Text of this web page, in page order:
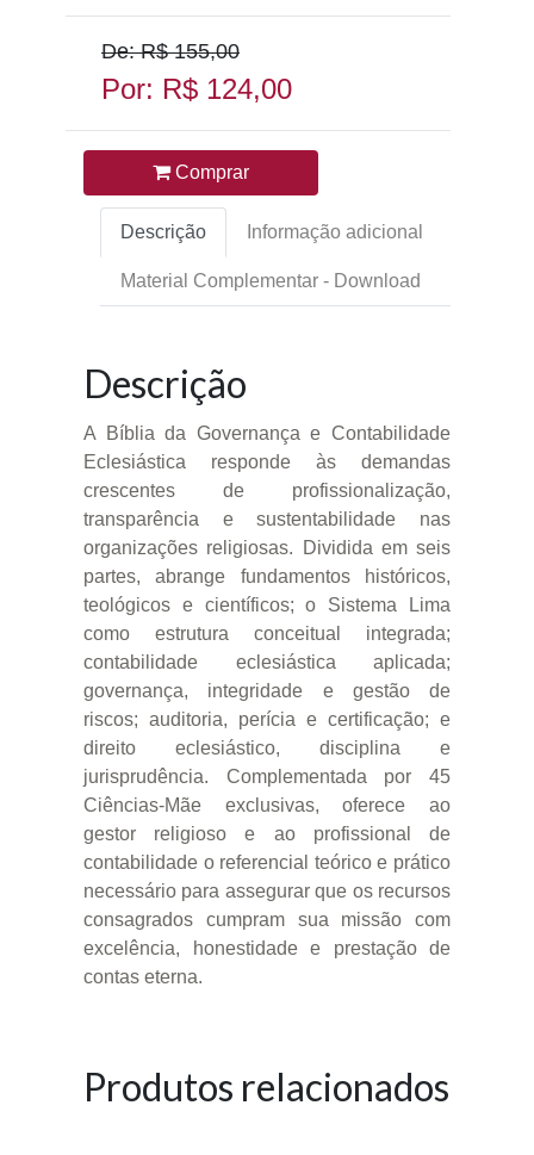
De: R$ 155,00
Por: R$ 124,00
Comprar
Descrição Informação adicional
Material Complementar - Download
Descrição
A Bíblia da Governança e Contabilidade
Eclesiástica responde às demandas
crescentes de profissionalização,
transparência e sustentabilidade nas
organizações religiosas. Dividida em seis
partes, abrange fundamentos históricos,
teológicos e científicos; o Sistema Lima
como estrutura conceitual integrada;
contabilidade eclesiástica aplicada;
governança, integridade e gestão de
riscos; auditoria, perícia e certificação; e
direito eclesiástico, disciplina e
jurisprudência. Complementada por 45
Ciências-Mãe exclusivas, oferece ao
gestor religioso e ao profissional de
contabilidade o referencial teórico e prático
necessário para assegurar que os recursos
consagrados cumpram sua missão com
excelência, honestidade e prestação de
contas eterna.
Produtos relacionados